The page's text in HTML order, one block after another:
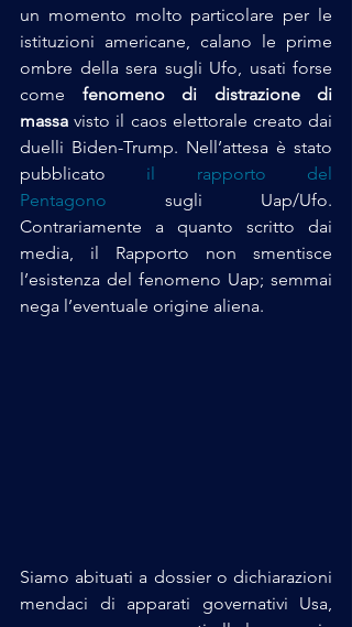
un momento molto particolare per le
istituzioni americane, calano le prime
ombre della sera sugli Ufo, usati forse
come fenomeno di distrazione di
massa visto il caos elettorale creato dai
duelli Biden-Trump. Nell’attesa è stato
pubblicato il rapporto del
Pentagono sugli Uap/Ufo.
Contrariamente a quanto scritto dai
media, il Rapporto non smentisce
l’esistenza del fenomeno Uap; semmai
nega l’eventuale origine aliena.
Siamo abituati a dossier o dichiarazioni
mendaci di apparati governativi Usa,